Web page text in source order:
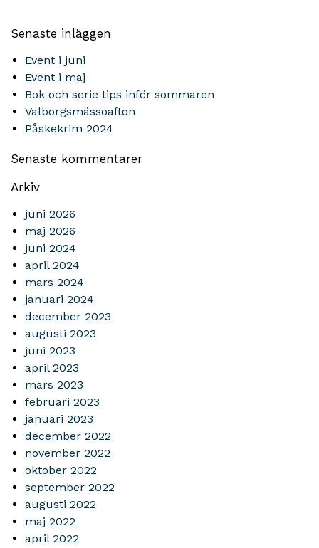
Senaste inläggen
Event i juni
Event i maj
Bok och serie tips inför sommaren
Valborgsmässoafton
Påskekrim 2024
Senaste kommentarer
Arkiv
juni 2026
maj 2026
juni 2024
april 2024
mars 2024
januari 2024
december 2023
augusti 2023
juni 2023
april 2023
mars 2023
februari 2023
januari 2023
december 2022
november 2022
oktober 2022
september 2022
augusti 2022
maj 2022
april 2022